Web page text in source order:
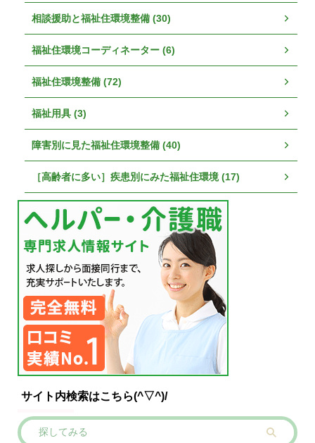
相談援助と福祉住環境整備 (30)
福祉住環境コーディネーター (6)
福祉住環境整備 (72)
福祉用具 (3)
障害別に見た福祉住環境整備 (40)
［高齢者に多い］疾患別にみた福祉住環境 (17)
サイト内検索はこちら(^▽^)/